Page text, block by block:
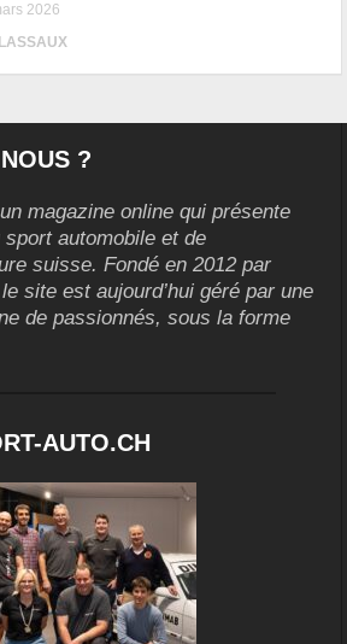
2026
?
magazine online qui présente
sport automobile et de
suisse. Fondé en 2012 par
site est aujourd’hui géré par une
de passionnés, sous la forme
AUTO.CH